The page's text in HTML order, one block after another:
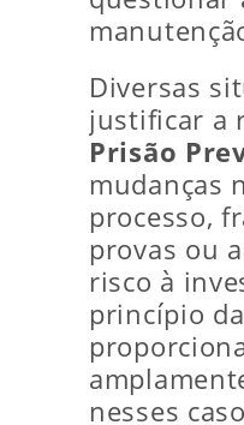
Diversas
justificar a
Prisão
mudanças
processo,
provas ou
risco à
princípio da
nesses